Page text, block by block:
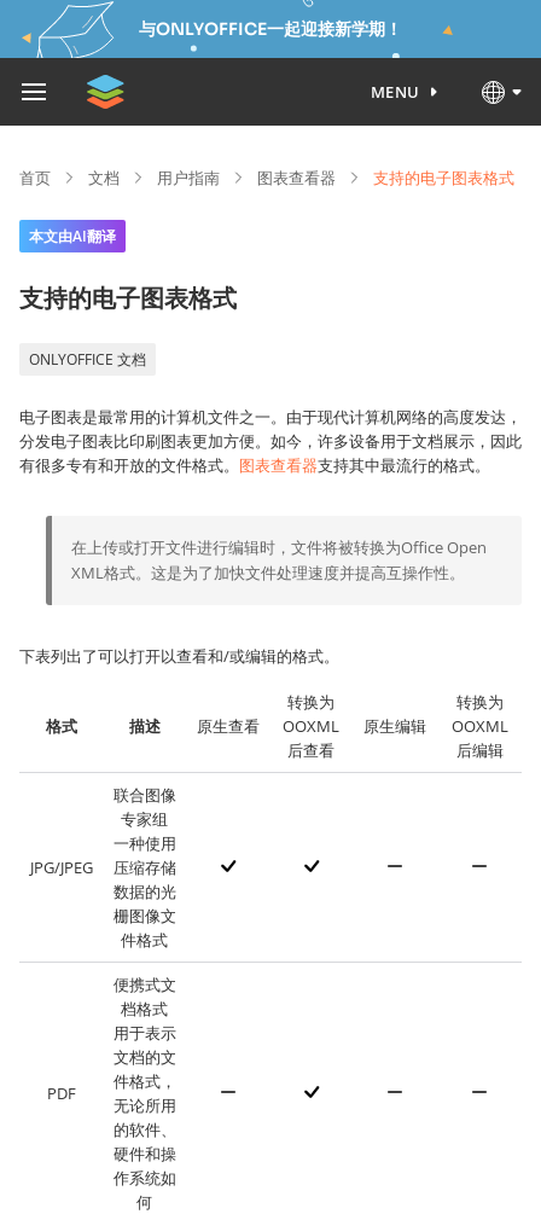
与ONLYOFFICE一起迎接新学期！
MENU
首页 文档 用户指南 图表查看器 支持的电子图表格式
本文由AI翻译
支持的电子图表格式
ONLYOFFICE 文档
电子图表是最常用的计算机文件之一。由于现代计算机网络的高度发达，
分发电子图表比印刷图表更加方便。如今，许多设备用于文档展示，因此
有很多专有和开放的文件格式。 图表查看器支持其中最流行的格式。
在上传或打开文件进行编辑时，文件将被转换为Office Open
XML格式。这是为了加快文件处理速度并提高互操作性。
下表列出了可以打开以查看和/或编辑的格式。
格式 描述 原生查看
转换为
OOXML
后查看
原生编辑
转换为
OOXML
后编辑
JPG/JPEG
联合图像
专家组
一种使用
压缩存储
数据的光
栅图像文
件格式
PDF
便携式文
档格式
用于表示
文档的文
件格式，
无论所用
的软件、
硬件和操
作系统如
何